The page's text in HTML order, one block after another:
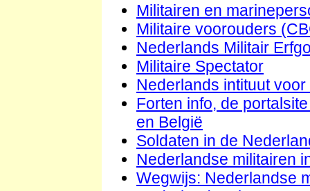
Militairen en
Militaire voorouders
Nederlands Militair
Militaire Spectator
Nederlands intituut
Forten info, de
en België
Soldaten in de
Nederlandse militairen
Wegwijs: Nederlandse